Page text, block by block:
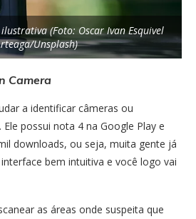
(Foto: Oscar Ivan Esquivel
Unsplash)
Camera
a identificar câmeras ou
possui nota 4 na Google Play e
downloads, ou seja, muita gente já
bem intuitiva e você logo vai
as áreas onde suspeita que